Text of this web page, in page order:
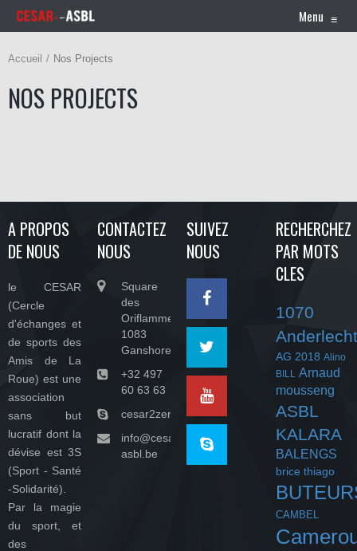
Menu ≡
Accueil Nos Projects
NOS PROJECTS
A PROPOS
DE NOUS
le CESAR
(Cercle
d'échanges et
de sports des
Amis de La
Roue) est une
association
sans but
lucratif dont la
dévise est 3S
(Sport - Santé
-Solidarité).
Par la magie
du sport, et
des
CONTACTEZ
NOUS
Square
des
Oriflammes,
1083
Ganshoren
+32 497
60 63 63
cesar2zeroasbl
info@cesar-
asbl.be
SUIVEZ
NOUS
RECHERCHEZ
PAR MOTS
CLES
1070
Anderlecht
AG 2018 Alino
BILL Arnaud
mousseng
ASBL
KALARA
BALENGS
brice thiago
CAMBEL